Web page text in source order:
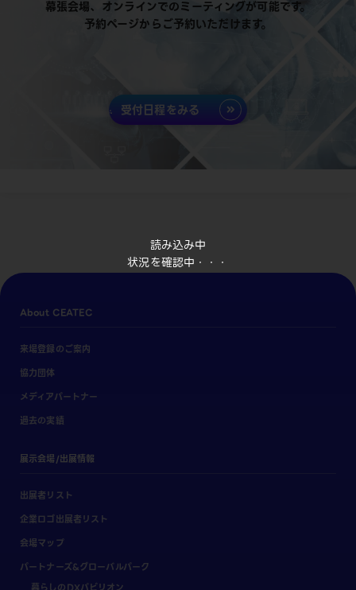
読み込み中
状況を確認中・・・
幕張会場、オンラインでのミーティングが可能です。
予約ページからご予約いただけます。
受付日程をみる
About CEATEC
来場登録のご案内
協力団体
メディアパートナー
過去の実績
展示会場/出展情報
出展者リスト
企業ロゴ出展者リスト
会場マップ
パートナーズ&グローバルパーク